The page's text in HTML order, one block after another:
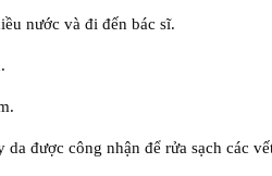
nước và đi đến bác sĩ.
được công nhận để rửa sạch các